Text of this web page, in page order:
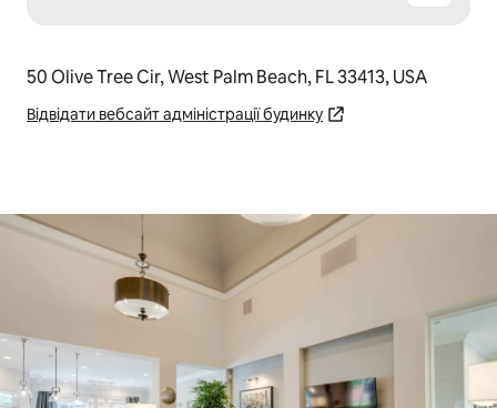
50 Olive Tree Cir, West Palm Beach, FL 33413, USA
Відвідати вебсайт адміністрації будинку